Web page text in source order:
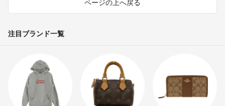
注目ブランド一覧